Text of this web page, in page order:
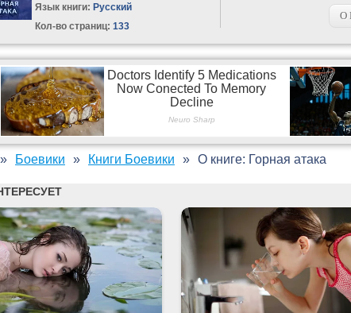
Язык книги: Русский
Кол-во страниц: 133
О
Боевики Книги Боевики О книге: Горная атака